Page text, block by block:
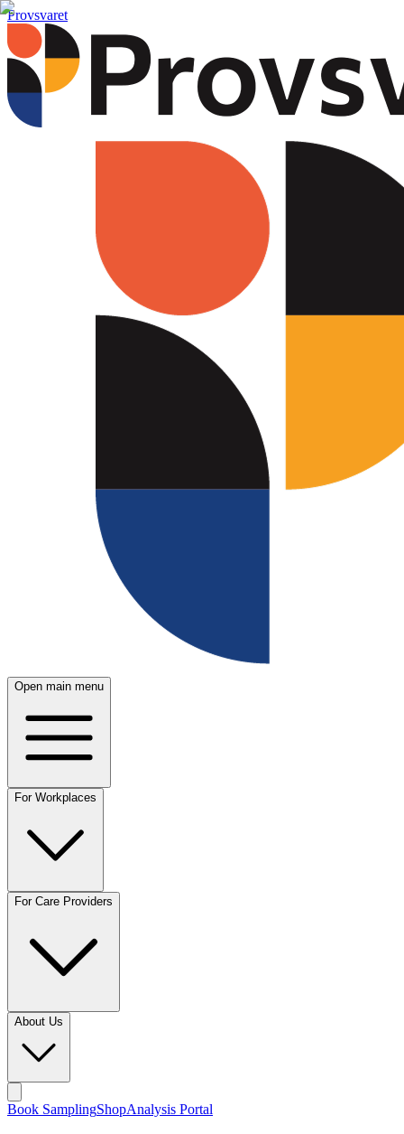
Provsvaret
Open main menu
For Workplaces
For Care Providers
About Us
Book SamplingShopAnalysis Portal